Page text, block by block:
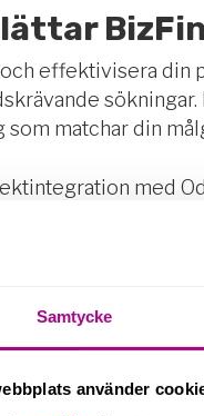
Samtycke
använder
effektivisera din
matchar din
med
kunder utan
företag i Sverige.
och mer precisa
Allt för att ta